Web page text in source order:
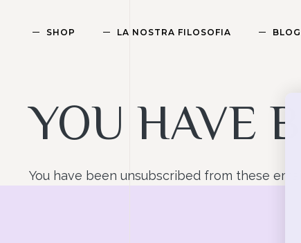
SHOP LA NOSTRA FILOSOFIA BLOG
YOU HAVE
You have been unsubscribed from these